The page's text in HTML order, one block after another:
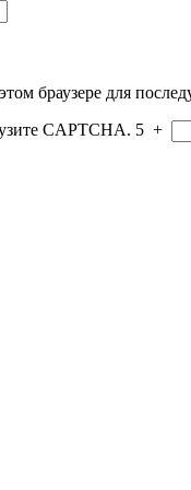
браузере для
CAPTCHA. 5 +